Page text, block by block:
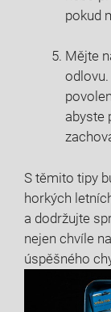
pokud
Mějte
abyste
S těmito ⁢tipy
horkých
⁢a dodržujte
⁤nejen chvíle
úspěšného